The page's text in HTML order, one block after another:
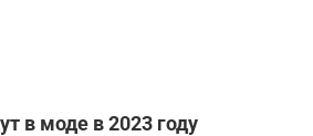
в моде в 2023 году